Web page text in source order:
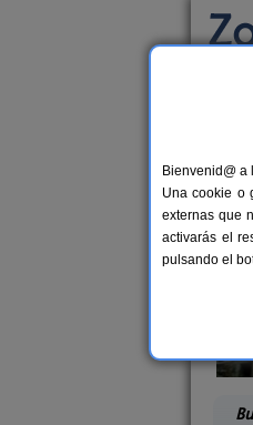
Bienvenid@
Una cookie o
externas que
activarás el
pulsando el